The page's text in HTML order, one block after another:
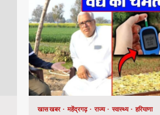
खास खबर महेंद्रगढ़ राज्य स्वास्थ्य हरियाणा